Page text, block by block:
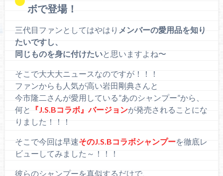
ボで登場！
三代目ファンとしてはやはり メンバーの愛用品を知り
たいですし、
同じものを身に付けたいと思いますよね〜
そこで大大大ニュースなのですが！！！
ファンからも人気が高い岩田剛典さんと
今市隆二さんが愛用している”あのシャンプー”から、
何と
『J.S.Bコラボ』バージョンが発売されることにな
りました！！！
そこで今回は早速そのJ.S.Bコラボシャンプーを徹底レ
ビューしてみました～！！！
彼らのシャンプーを真似するだけで、